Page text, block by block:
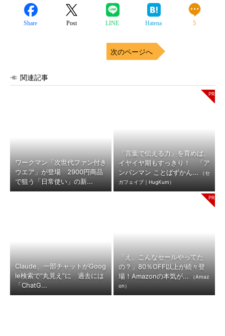
Share Post LINE Hatena 5
次のページへ
関連記事
ワークマン「次世代ファン付き
ウエア」が登場 2900円商品
で狙う「日常使い」の新...
「言葉で伝える力」を育めば、
イヤイヤ期もすっきり！ 「ア
ンパンマン ことばずかん...
（セ
ガフェイブ｜HugKum）
Claude、一部チャットがGoog
le検索で“丸見え”に 過去には
「ChatG...
「え、こんなセールやってた
の？」80％OFF以上が続々登
場！Amazonの本気が...
（Amaz
on）